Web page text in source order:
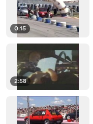
0:15
2:58